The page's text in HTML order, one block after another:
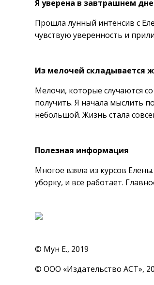
Я уверена в завтрашнем
Прошла лунный интенсив с
чувствую уверенность и
Из мелочей складывается
Мелочи, которые случаются
получить. Я начала мыслить
небольшой. Жизнь стала
Полезная информация
Многое взяла из курсов
уборку, и все работает.
© Мун Е., 2019
© ООО «Издательство АСТ»,